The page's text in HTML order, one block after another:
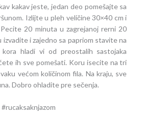
kakav jeste, jedan deo pomešajte sa
Izlijte u pleh veličine 30×40 cm i
20 minuta u zagrejanoj rerni 20
i zajedno sa papriom stavite na
hladi vi od preostalih sastojaka
ih sve pomešati. Koru isecite na tri
većom količinom fila. Na kraju, sve
Dobro ohladite pre sečenja.
#rucaksaknjazom